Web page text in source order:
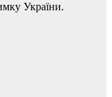
України.